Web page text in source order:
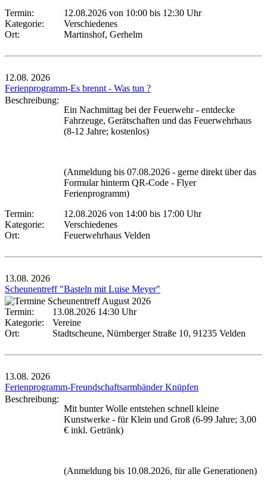
Termin:
12.08.2026 von 10:00 bis 12:30 Uhr
Kategorie:
Verschiedenes
Ort:
Martinshof, Gerhelm
12.08. 2026
Ferienprogramm-Es brennt - Was tun ?
Beschreibung:
Ein Nachmittag bei der Feuerwehr - entdecke
Fahrzeuge, Gerätschaften und das Feuerwehrhaus
(8-12 Jahre; kostenlos)
(Anmeldung bis 07.08.2026 - gerne direkt über das
Formular hinterm QR-Code - Flyer
Ferienprogramm)
Termin:
12.08.2026 von 14:00 bis 17:00 Uhr
Kategorie:
Verschiedenes
Ort:
Feuerwehrhaus Velden
13.08. 2026
Scheunentreff "Basteln mit Luise Meyer"
Termin:
13.08.2026 14:30 Uhr
Kategorie:
Vereine
Ort:
Stadtscheune, Nürnberger Straße 10, 91235 Velden
13.08. 2026
Ferienprogramm-Freundschaftsarmbänder Knüpfen
Beschreibung:
Mit bunter Wolle entstehen schnell kleine
Kunstwerke - für Klein und Groß (6-99 Jahre; 3,00
€ inkl. Getränk)
(Anmeldung bis 10.08.2026, für alle Generationen)